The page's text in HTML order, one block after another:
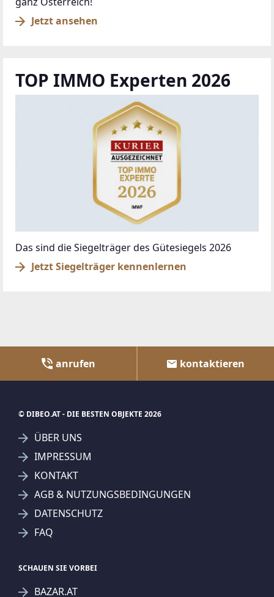
Jetzt ansehen
TOP IMMO Experten 2026
Das sind die Siegelträger des Gütesiegels 2026
Jetzt Siegelträger kennenlernen
anrufen kontaktieren
© DIBEO.AT - DIE BESTEN OBJEKTE 2026
ÜBER UNS
IMPRESSUM
KONTAKT
AGB & NUTZUNGSBEDINGUNGEN
DATENSCHUTZ
FAQ
SCHAUEN SIE VORBEI
BAZAR.AT